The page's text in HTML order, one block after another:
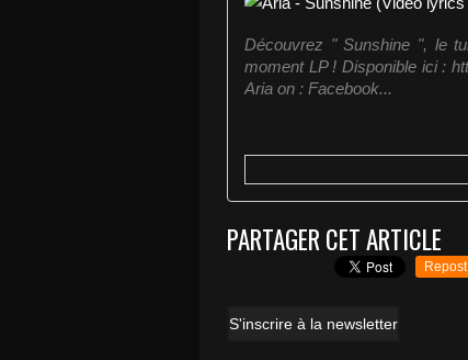
Découvrez " Sunshine ", le
moment LP ! Disponible ici :
Aria on : Facebook...
PARTAGER CET ARTICLE
Repost
S'inscrire à la newsletter